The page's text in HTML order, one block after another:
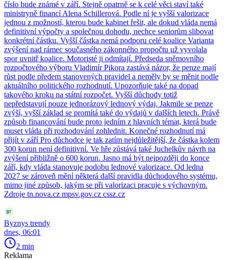
číslo bude známé v září. Stejně opatrně se k celé věci staví také
ministryně financí Alena Schillerová. Podle ní je vyšší valorizace
jednou z možností, kterou bude kabinet řešit, ale dokud vláda nemá
definitivní výpočty a společnou dohodu, nechce seniorům slibovat
konkrétní částku. Vyšší částka nemá podporu celé koalice Varianta
zvýšení nad rámec současného zákonného propočtu už vyvolala
spor uvnitř koalice. Motoristé ji odmítají. Předseda sněmovního
rozpočtového výboru Vladimír Pikora zastává názor, že penze mají
růst podle předem stanovených pravidel a neměly by se měnit podle
aktuálního politického rozhodnutí. Upozorňuje také na dopad
takového kroku na státní rozpočet. Vyšší důchody totiž
nepředstavují pouze jednorázový lednový výdaj. Jakmile se penze
zvýší, vyšší základ se promítá také do výdajů v dalších letech. Právě
způsob financování bude proto jedním z hlavních témat, která bude
muset vláda při rozhodování zohlednit. Konečné rozhodnutí má
přijít v září Pro důchodce je tak zatím nejdůležitější, že částka kolem
300 korun není definitivní. Ve hře zůstává také Juchelkův návrh na
zvýšení přibližně o 600 korun. Jasno má být nejpozději do konce
září, kdy vláda stanovuje podobu lednové valorizace. Od ledna
2027 se zároveň mění některá další pravidla důchodového systému,
mimo jiné způsob, jakým se při valorizaci pracuje s výchovným.
Zdroje tn.nova.cz mpsv.gov.cz cssz.cz
Byznys trendy
dnes, 06:01
2 min
Reklama